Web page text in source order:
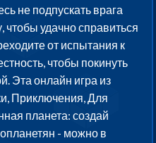
не подпускать врага
чтобы удачно справиться
от испытания к
чтобы покинуть
Эта онлайн игра из
Приключения, Для
планета: создай
- можно в